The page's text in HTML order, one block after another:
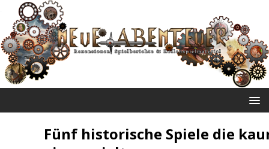
Fünf historische Spiele die